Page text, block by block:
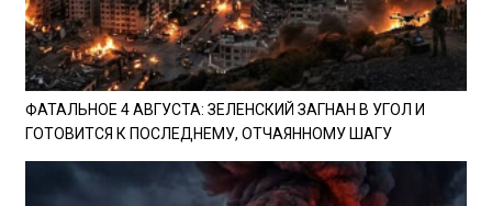
ФАТАЛЬНОЕ 4 АВГУСТА: ЗЕЛЕНСКИЙ ЗАГНАН В УГОЛ И
ГОТОВИТСЯ К ПОСЛЕДНЕМУ, ОТЧАЯННОМУ ШАГУ